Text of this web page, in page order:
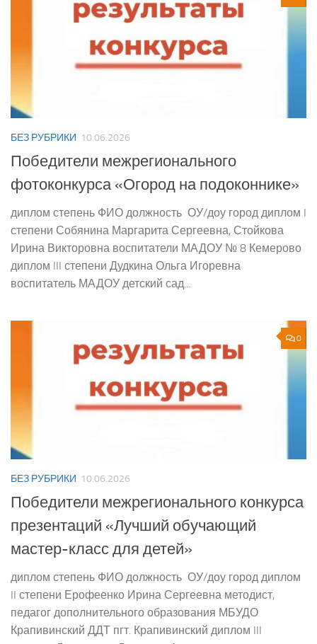
БЕЗ РУБРИКИ 10.06.2026
Победители межрегионального
фотоконкурса «Огород на подоконнике»
диплом степень ФИО должность ОУ/доу город диплом I
степени Собянина Маргарита Сергеевна, Стойкова
Ирина Викторовна воспитатели МАДОУ № 8 Кемерово
диплом III степени Дудкина Ольга Игоревна
воспитатель МАДОУ детский сад...
0
БЕЗ РУБРИКИ 10.06.2026
Победители межрегионального конкурса
презентаций «Лучший обучающий
мастер-класс для детей»
диплом степень ФИО должность ОУ/доу город диплом
II степени Ерофеенко Ирина Сергеевна методист,
педагог дополнительного образования МБУДО
Крапивинский ДДТ пгт. Крапивинский диплом III